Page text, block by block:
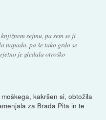
sejmu, pa sem se ji
napada. pa še tako grdo se
je gledala otroško
kakršen si, obtožila
za Brada Pita in te